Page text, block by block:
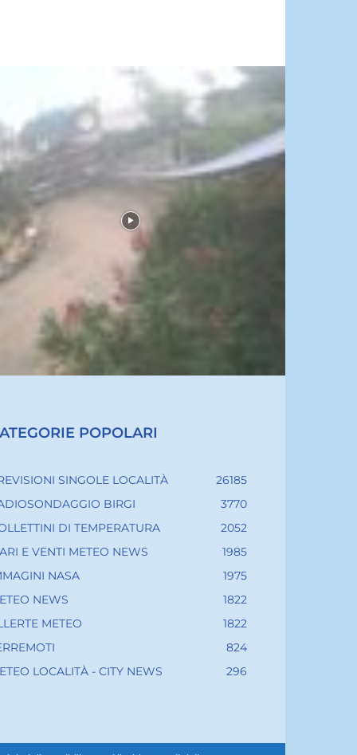
POPOLARI
SINGOLE LOCALITÀ
26185
BIRGI
3770
DI TEMPERATURA
2052
E VENTI METEO NEWS
1985
NASA
1975
NEWS
1822
METEO
1822
824
LOCALITÀ - CITY NEWS
296